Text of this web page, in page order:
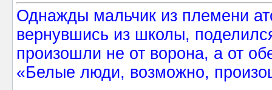
Однажды мальчик из племени
вернувшись из школы,
произошли не от ворона, а от
«Белые люди, возможно,